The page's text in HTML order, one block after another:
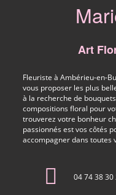
Art
Fleuriste à Ambérieu-en-
vous proposer les plus
à la recherche de
compositions floral pour
trouverez votre bonheur
passionnés est vos côtés
accompagner dans toutes
04 74 38 30